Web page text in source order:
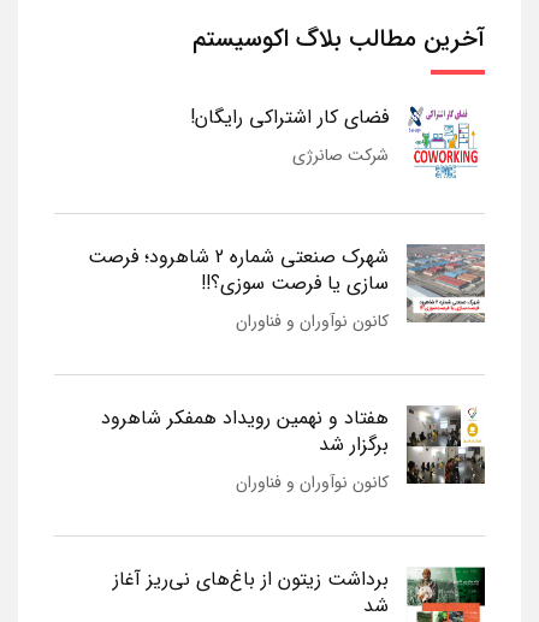
آخرین مطالب بلاگ اکوسیستم
فضای کار اشتراکی رایگان!
شرکت صانرژی
شهرک صنعتی شماره 2 شاهرود؛ فرصت
سازی یا فرصت سوزی؟!!
کانون نوآوران و فناوران
هفتاد و نهمین رویداد همفکر شاهرود
برگزار شد
کانون نوآوران و فناوران
برداشت زیتون از باغ‌های نی‌ریز آغاز
شد